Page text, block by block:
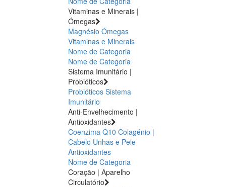
Vitaminas e Minerais |
Ómegas
Magnésio Ómegas
Vitaminas e Minerais
Nome de Categoria
Nome de Categoria
Sistema Imunitário |
Probióticos
Probióticos Sistema
Imunitário
Anti-Envelhecimento |
Antioxidantes
Coenzima Q10 Colagénio |
Cabelo Unhas e Pele
Antioxidantes
Nome de Categoria
Coração | Aparelho
Circulatório